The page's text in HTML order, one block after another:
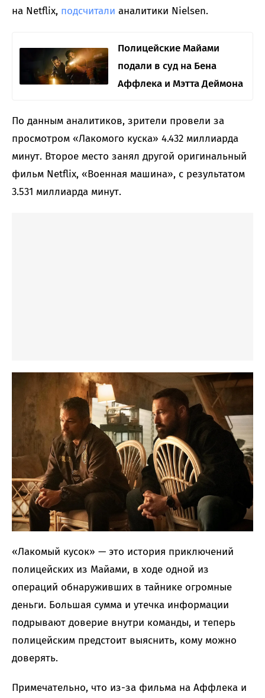
на Netflix, подсчитали аналитики Nielsen.
Полицейские Майами
подали в суд на Бена
Аффлека и Мэтта Деймона
По данным аналитиков, зрители провели за
просмотром «Лакомого куска» 4.432 миллиарда
минут. Второе место занял другой оригинальный
фильм Netflix, «Военная машина», с результатом
3.531 миллиарда минут.
«Лакомый кусок» — это история приключений
полицейских из Майами, в ходе одной из
операций обнаруживших в тайнике огромные
деньги. Большая сумма и утечка информации
подрывают доверие внутри команды, и теперь
полицейским предстоит выяснить, кому можно
доверять.
Примечательно, что из-за фильма на Аффлека и